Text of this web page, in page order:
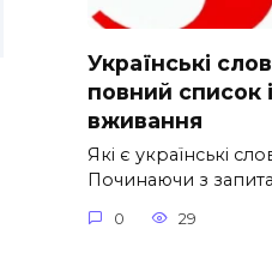
Українські
повний список
вживання
Які є українські
Починаючи з
0 29